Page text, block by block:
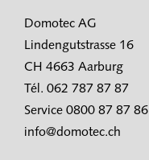
Domotec AG
Lindengutstrasse 16
CH 4663 Aarburg
Tél. 062 787 87 87
Service 0800 87 87 86
info@domotec.ch